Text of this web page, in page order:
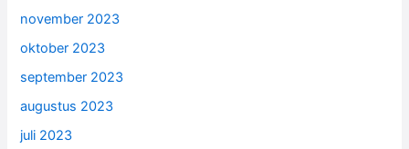
november 2023
oktober 2023
september 2023
augustus 2023
juli 2023